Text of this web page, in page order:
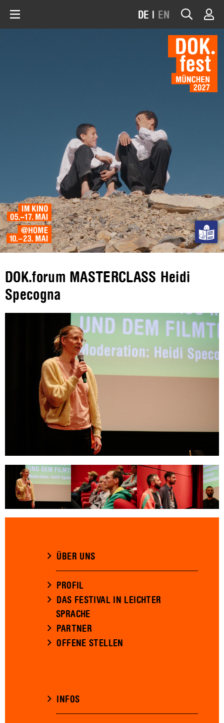
DE | EN
DOK.forum MASTERCLASS Heidi
Specogna
ÜBER UNS
PROFIL
DAS FESTIVAL IN LEICHTER
SPRACHE
PARTNER
OFFENE STELLEN
INFOS